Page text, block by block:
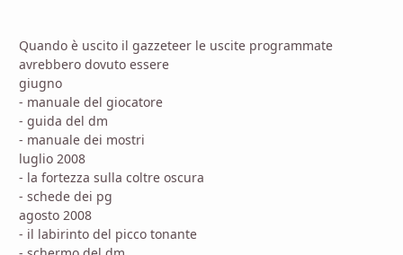
Quando è uscito il gazzeteer le uscite programmate
avrebbero dovuto essere
giugno
- manuale del giocatore
- guida del dm
- manuale dei mostri
luglio 2008
- la fortezza sulla coltre oscura
- schede dei pg
agosto 2008
- il labirinto del picco tonante